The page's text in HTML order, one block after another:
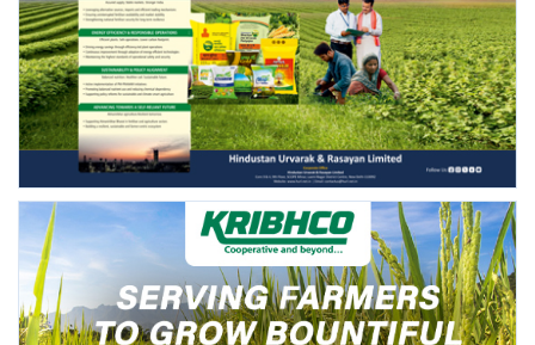
Agriculture Conclave and NACOF
Awards 2022
Agri Start-Ups
Language
English Hindi